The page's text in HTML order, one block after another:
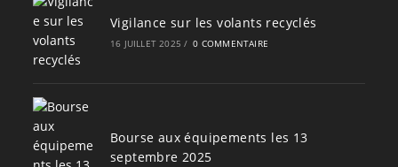
Vigilance sur les volants recyclés
16 JUILLET 2025 / 0 COMMENTAIRE
Bourse aux équipements les 13
septembre 2025